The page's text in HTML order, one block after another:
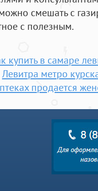
смешать с
с полезным.
купить в самаре
Левитра метро
продается